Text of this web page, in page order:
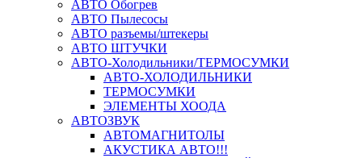
АВТО Обогрев
АВТО Пылесосы
АВТО разъемы/штекеры
АВТО ШТУЧКИ
АВТО-Холодильники/ТЕРМОСУМКИ
АВТО-ХОЛОДИЛЬНИКИ
ТЕРМОСУМКИ
ЭЛЕМЕНТЫ ХООДА
АВТОЗВУК
АВТОМАГНИТОЛЫ
АКУСТИКА АВТО!!!